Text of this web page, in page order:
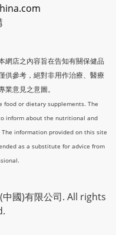
網店之內容旨在告知有關保健品
供參考，絕對非用作治療、醫療
意見之意圖。
or dietary supplements. The
inform about the nutritional and
information provided on this site
as a substitute for advice from
國)有限公司. All rights